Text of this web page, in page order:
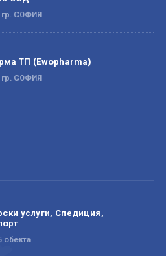
гр. СОФИЯ
ТП (Ewopharma)
гр. СОФИЯ
услуги, Спедиция,
обекта